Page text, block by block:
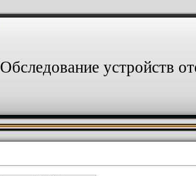
Обследование устройств